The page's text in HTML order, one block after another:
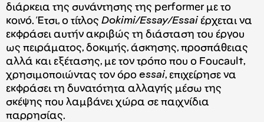
διάρκεια της συνάντησης της performer με το
κοινό. Έτσι, ο τίτλος Dokimi/Essay/Essai έρχεται να
εκφράσει αυτήν ακριβώς τη διάσταση του έργου
ως πειράματος, δοκιμής, άσκησης, προσπάθειας
αλλά και εξέτασης, με τον τρόπο που ο Foucault,
χρησιμοποιώντας τον όρο essai, επιχείρησε να
εκφράσει τη δυνατότητα αλλαγής μέσω της
σκέψης που λαμβάνει χώρα σε παιχνίδια
παρρησίας.